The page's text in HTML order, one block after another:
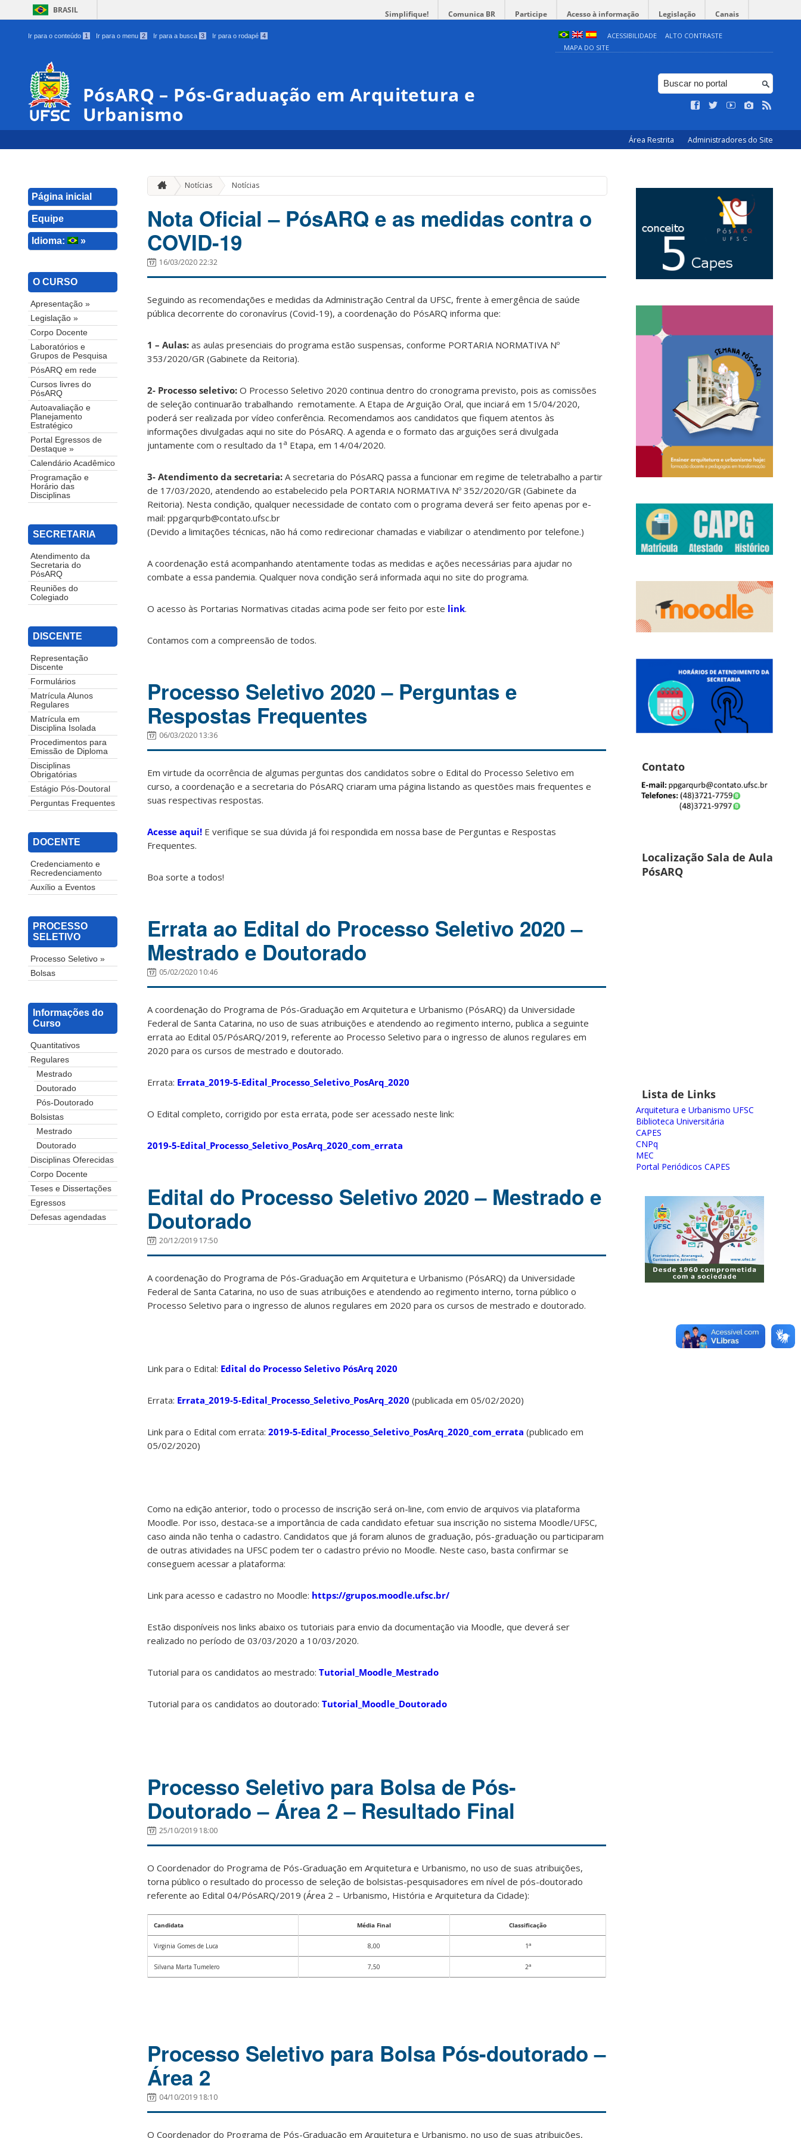
BRASIL Simplifique! Comunica BR Participe Acesso à informação Legislação Canais
Ir para o conteúdo 1 Ir para o menu 2 Ir para a busca 3 Ir para o rodapé 4 ACESSIBILIDADE
ALTO CONTRASTE
MAPA DO SITE
PósARQ – Pós-Graduação em Arquitetura e
Urbanismo
Área Restrita Administradores do Site
Página inicial
Equipe
Idioma: »
O CURSO
Apresentação »
Legislação »
Corpo Docente
Laboratórios e
Grupos de Pesquisa
PósARQ em rede
Cursos livres do
PósARQ
Autoavaliação e
Planejamento
Estratégico
Portal Egressos de
Destaque »
Calendário Acadêmico
Programação e
Horário das
Disciplinas
SECRETARIA
Atendimento da
Secretaria do
PósARQ
Reuniões do
Colegiado
DISCENTE
Representação
Discente
Formulários
Matrícula Alunos
Regulares
Matrícula em
Disciplina Isolada
Procedimentos para
Emissão de Diploma
Disciplinas
Obrigatórias
Estágio Pós-Doutoral
Perguntas Frequentes
DOCENTE
Credenciamento e
Recredenciamento
Auxílio a Eventos
PROCESSO
SELETIVO
Processo Seletivo »
Bolsas
Informações do
Curso
Quantitativos
Regulares
Mestrado
Doutorado
Pós-Doutorado
Bolsistas
Mestrado
Doutorado
Disciplinas Oferecidas
Corpo Docente
Teses e Dissertações
Egressos
Defesas agendadas
Notícias Notícias
Nota Oficial – PósARQ e as medidas contra o
COVID-19
16/03/2020 22:32
Seguindo as recomendações e medidas da Administração Central da UFSC, frente à emergência de saúde
pública decorrente do coronavírus (Covid-19), a coordenação do PósARQ informa que:
1 – Aulas: as aulas presenciais do programa estão suspensas, conforme PORTARIA NORMATIVA Nº
353/2020/GR (Gabinete da Reitoria).
2- Processo seletivo: O Processo Seletivo 2020 continua dentro do cronograma previsto, pois as comissões
de seleção continuarão trabalhando remotamente. A Etapa de Arguição Oral, que inciará em 15/04/2020,
poderá ser realizada por vídeo conferência. Recomendamos aos candidatos que fiquem atentos às
informações divulgadas aqui no site do PósARQ. A agenda e o formato das arguições será divulgada
juntamente com o resultado da 1 a Etapa, em 14/04/2020.
3- Atendimento da secretaria: A secretaria do PósARQ passa a funcionar em regime de teletrabalho a partir
de 17/03/2020, atendendo ao estabelecido pela PORTARIA NORMATIVA Nº 352/2020/GR (Gabinete da
Reitoria). Nesta condição, qualquer necessidade de contato com o programa deverá ser feito apenas por e-
mail: ppgarqurb@contato.ufsc.br
(Devido a limitações técnicas, não há como redirecionar chamadas e viabilizar o atendimento por telefone.)
A coordenação está acompanhando atentamente todas as medidas e ações necessárias para ajudar no
combate a essa pandemia. Qualquer nova condição será informada aqui no site do programa.
O acesso às Portarias Normativas citadas acima pode ser feito por este link.
Contamos com a compreensão de todos.
Processo Seletivo 2020 – Perguntas e
Respostas Frequentes
06/03/2020 13:36
Em virtude da ocorrência de algumas perguntas dos candidatos sobre o Edital do Processo Seletivo em
curso, a coordenação e a secretaria do PósARQ criaram uma página listando as questões mais frequentes e
suas respectivas respostas.
Acesse aqui! E verifique se sua dúvida já foi respondida em nossa base de Perguntas e Respostas
Frequentes.
Boa sorte a todos!
Errata ao Edital do Processo Seletivo 2020 –
Mestrado e Doutorado
05/02/2020 10:46
A coordenação do Programa de Pós-Graduação em Arquitetura e Urbanismo (PósARQ) da Universidade
Federal de Santa Catarina, no uso de suas atribuições e atendendo ao regimento interno, publica a seguinte
errata ao Edital 05/PósARQ/2019, referente ao Processo Seletivo para o ingresso de alunos regulares em
2020 para os cursos de mestrado e doutorado.
Errata: Errata_2019-5-Edital_Processo_Seletivo_PosArq_2020
O Edital completo, corrigido por esta errata, pode ser acessado neste link:
2019-5-Edital_Processo_Seletivo_PosArq_2020_com_errata
Edital do Processo Seletivo 2020 – Mestrado e
Doutorado
20/12/2019 17:50
A coordenação do Programa de Pós-Graduação em Arquitetura e Urbanismo (PósARQ) da Universidade
Federal de Santa Catarina, no uso de suas atribuições e atendendo ao regimento interno, torna público o
Processo Seletivo para o ingresso de alunos regulares em 2020 para os cursos de mestrado e doutorado.
Link para o Edital: Edital do Processo Seletivo PósArq 2020
Errata: Errata_2019-5-Edital_Processo_Seletivo_PosArq_2020 (publicada em 05/02/2020)
Link para o Edital com errata: 2019-5-Edital_Processo_Seletivo_PosArq_2020_com_errata (publicado em
05/02/2020)
Como na edição anterior, todo o processo de inscrição será on-line, com envio de arquivos via plataforma
Moodle. Por isso, destaca-se a importância de cada candidato efetuar sua inscrição no sistema Moodle/UFSC,
caso ainda não tenha o cadastro. Candidatos que já foram alunos de graduação, pós-graduação ou participaram
de outras atividades na UFSC podem ter o cadastro prévio no Moodle. Neste caso, basta confirmar se
conseguem acessar a plataforma:
Link para acesso e cadastro no Moodle: https://grupos.moodle.ufsc.br/
Estão disponíveis nos links abaixo os tutoriais para envio da documentação via Moodle, que deverá ser
realizado no período de 03/03/2020 a 10/03/2020.
Tutorial para os candidatos ao mestrado: Tutorial_Moodle_Mestrado
Tutorial para os candidatos ao doutorado: Tutorial_Moodle_Doutorado
Processo Seletivo para Bolsa de Pós-
Doutorado – Área 2 – Resultado Final
25/10/2019 18:00
O Coordenador do Programa de Pós-Graduação em Arquitetura e Urbanismo, no uso de suas atribuições,
torna público o resultado do processo de seleção de bolsistas-pesquisadores em nível de pós-doutorado
referente ao Edital 04/PósARQ/2019 (Área 2 – Urbanismo, História e Arquitetura da Cidade):
Candidata Média Final Classificação
Virginia Gomes de Luca 8,00 1 a
Silvana Marta Tumelero 7,50 2a
Processo Seletivo para Bolsa Pós-doutorado –
Área 2
04/10/2019 18:10
O Coordenador do Programa de Pós-Graduação em Arquitetura e Urbanismo, no uso de suas atribuições,
Contato
Localização Sala de Aula
PósARQ
Lista de Links
Arquitetura e Urbanismo UFSC
Biblioteca Universitária
CAPES
CNPq
MEC
Portal Periódicos CAPES